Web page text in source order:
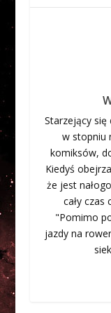
Starzejący się
w stopniu
komiksów,
Kiedyś
że jest
cały czas
"Pomimo
jazdy na